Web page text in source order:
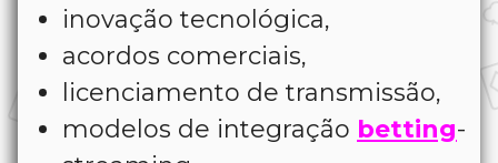
inovação tecnológica,
acordos comerciais,
licenciamento de transmissão,
modelos de integração betting-